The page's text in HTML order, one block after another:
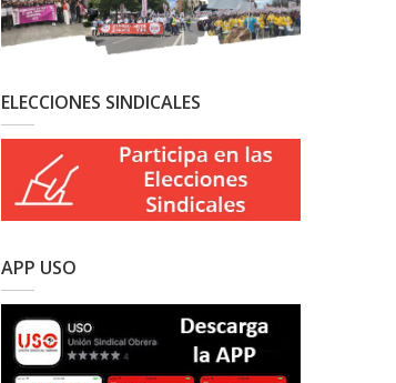
ELECCIONES SINDICALES
APP USO